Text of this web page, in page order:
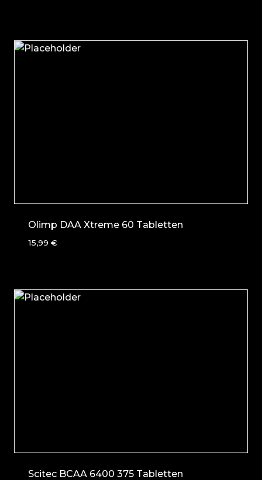
Olimp DAA Xtreme 60 Tabletten
15,99 €
Scitec BCAA 6400 375 Tabletten